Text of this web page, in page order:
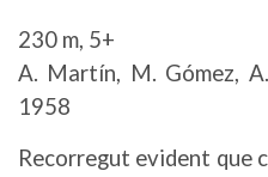
230 m, 5+
A. Martín, M. Gómez,
1958
Recorregut evident que